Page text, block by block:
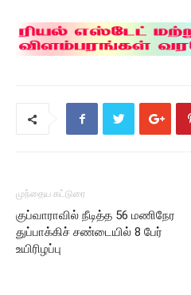
முந்தைய கட்டுரை
குப்வாராவில் நீடித்த 56 மணிநேர
துப்பாக்கிச் சண்டையில் 8 பேர்
உயிரிழப்பு